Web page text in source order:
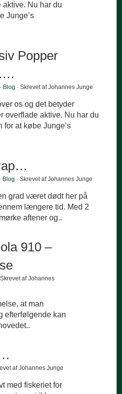
aktive. Nu har du
Junge’s
Popper
Blog · Skrevet af Johannes Junge
os og det betyder
overflade aktive. Nu har du
for at købe Junge’s
Blog · Skrevet af Johannes Junge
grad været dødt her på
længere tid. Med 2
aftener og..
910 –
Skrevet af Johannes
at man
efterfølgende kan
af Johannes Junge
med fiskeriet for